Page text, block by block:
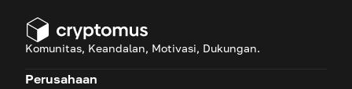
Komunitas, Keandalan, Motivasi, Dukungan.
Perusahaan